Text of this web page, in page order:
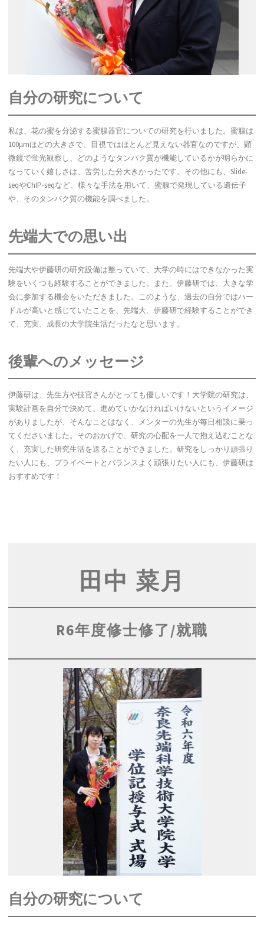
自分の研究について
私は、花の蜜を分泌する蜜腺器官についての研究を行いました。蜜腺は
100μmほどの大きさで、目視ではほとんど見えない器官なのですが、顕
微鏡で蛍光観察し、どのようなタンパク質が機能しているかが明らかに
なっていく嬉しさは、苦労した分大きかったです。その他にも、Slide-
seqやChIP-seqなど、様々な手法を用いて、蜜腺で発現している遺伝子
や、そのタンパク質の機能を調べました。
先端大での思い出
先端大や伊藤研の研究設備は整っていて、大学の時にはできなかった実
験をいくつも経験することができました。また、伊藤研では、大きな学
会に参加する機会をいただきました。このような、過去の自分ではハー
ドルが高いと感じていたことを、先端大、伊藤研で経験することができ
て、充実、成長の大学院生活だったなと思います。
後輩へのメッセージ
伊藤研は、先生方や技官さんがとっても優しいです！大学院の研究は、
実験計画を自分で決めて、進めていかなければいけないというイメージ
がありましたが、そんなことはなく、メンターの先生が毎日相談に乗っ
てくださいました。そのおかげで、研究の心配を一人で抱え込むことな
く、充実した研究生活を送ることができました。研究をしっかり頑張り
たい人にも、プライベートとバランスよく頑張りたい人にも、伊藤研は
おすすめです！
田中 菜月
R6年度修士修了/就職
自分の研究について